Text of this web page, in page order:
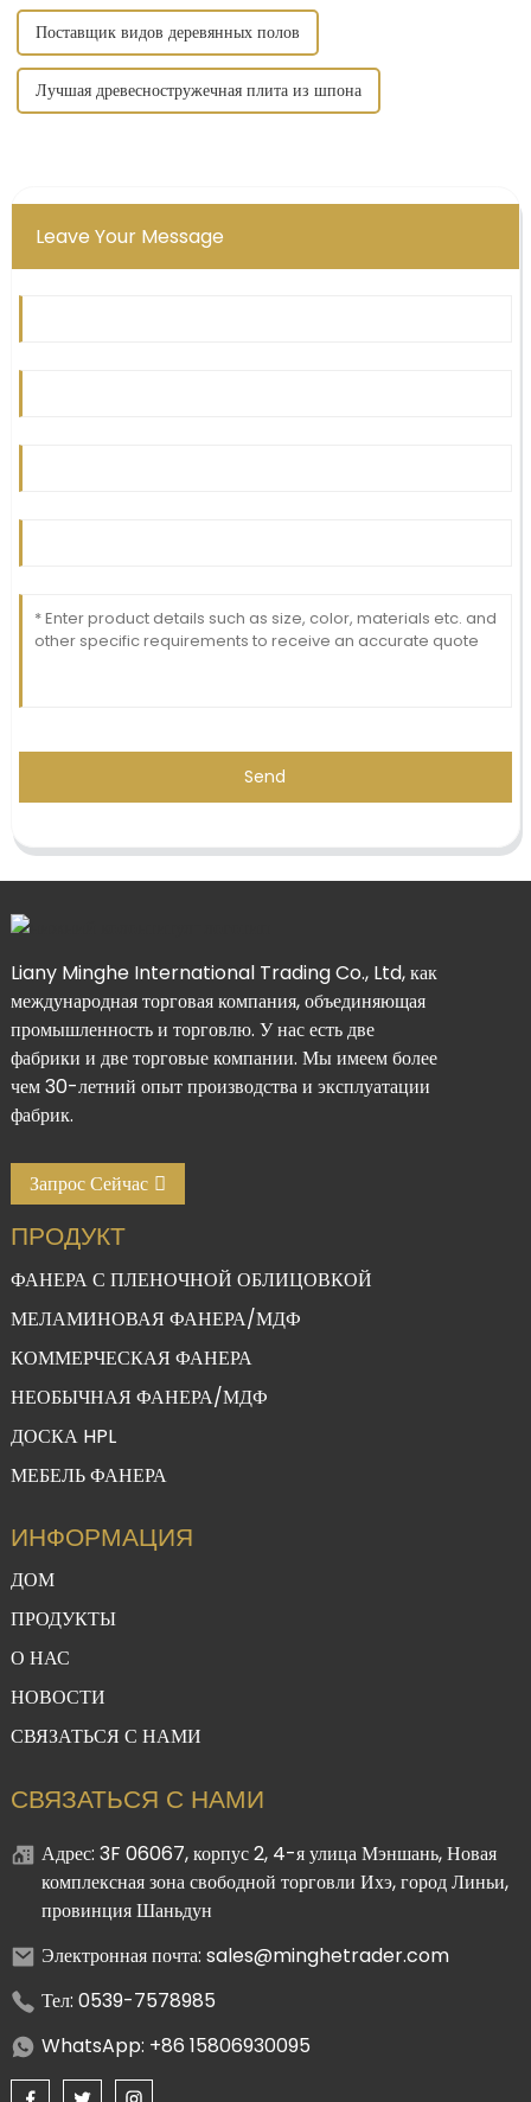
Поставщик видов деревянных полов
Лучшая древесностружечная плита из шпона
Leave Your Message
Send
Liany Minghe International Trading Co., Ltd, как
международная торговая компания, объединяющая
промышленность и торговлю. У нас есть две
фабрики и две торговые компании. Мы имеем более
чем 30-летний опыт производства и эксплуатации
фабрик.
Запрос Сейчас
ПРОДУКТ
ФАНЕРА С ПЛЕНОЧНОЙ ОБЛИЦОВКОЙ
МЕЛАМИНОВАЯ ФАНЕРА/МДФ
КОММЕРЧЕСКАЯ ФАНЕРА
НЕОБЫЧНАЯ ФАНЕРА/МДФ
ДОСКА HPL
МЕБЕЛЬ ФАНЕРА
ИНФОРМАЦИЯ
ДОМ
ПРОДУКТЫ
О НАС
НОВОСТИ
СВЯЗАТЬСЯ С НАМИ
СВЯЗАТЬСЯ С НАМИ
Адрес: 3F 06067, корпус 2, 4-я улица Мэншань, Новая
комплексная зона свободной торговли Ихэ, ​​город Линьи,
провинция Шаньдун
Электронная почта: sales@minghetrader.com
Тел: 0539-7578985
WhatsApp: +86 15806930095